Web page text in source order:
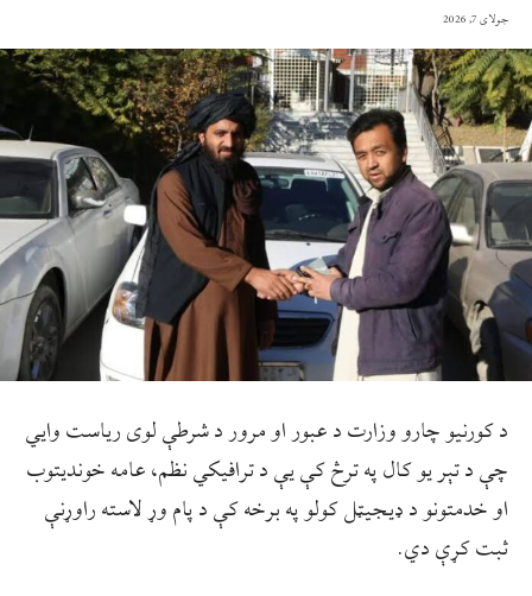
جولای 7, 2026
د کورنيو چارو وزارت د عبور او مرور د شرطې لوی ریاست وايي
چې د تېر يو کال په ترڅ کې یې د ترافیکي نظم، عامه خوندیتوب
او خدمتونو د ډیجیټل کولو په برخه کې د پام وړ لاسته راوړنې
ثبت کړې دي.